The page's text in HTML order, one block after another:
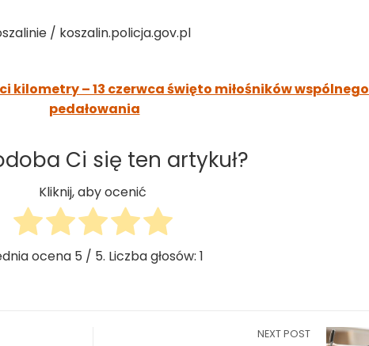
/ koszalin.policja.gov.pl
kilometry – 13 czerwca święto miłośników wspólnego
pedałowania
Ci się ten artykuł?
Kliknij, aby ocenić
ocena 5 / 5. Liczba głosów: 1
NEXT POST